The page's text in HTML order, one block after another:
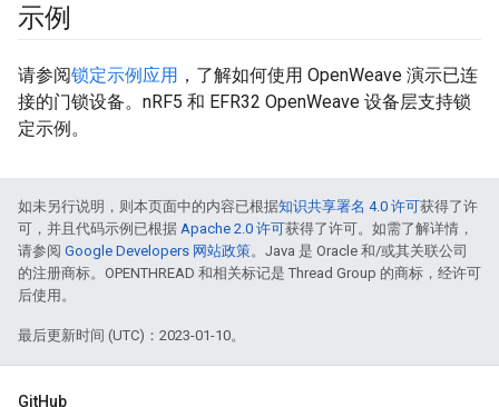
示例
请参阅锁定示例应用 ，了解如何使用 OpenWeave 演示已连
接的门锁设备。nRF5 和 EFR32 OpenWeave 设备层支持锁
定示例。
如未另行说明，则本页面中的内容已根据知识共享署名 4.0 许可获得了许
可，并且代码示例已根据 Apache 2.0 许可获得了许可。如需了解详情，
请参阅 Google Developers 网站政策。Java 是 Oracle 和/或其关联公司
的注册商标。OPENTHREAD 和相关标记是 Thread Group 的商标，经许可
后使用。
最后更新时间 (UTC)：2023-01-10。
GitHub